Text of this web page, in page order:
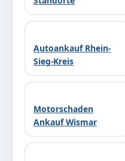
Autoankauf Rhein-
Sieg-Kreis
Motorschaden
Ankauf Wismar